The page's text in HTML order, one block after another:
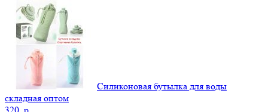
Силиконовая бутылка для воды
складная оптом
320. p